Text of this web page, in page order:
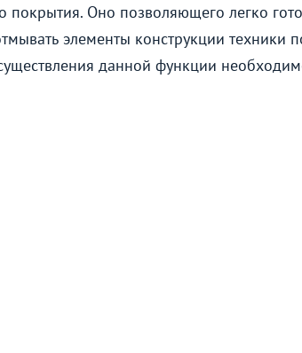
покрытия. Оно позволяющего легко
элементы конструкции техники
данной функции